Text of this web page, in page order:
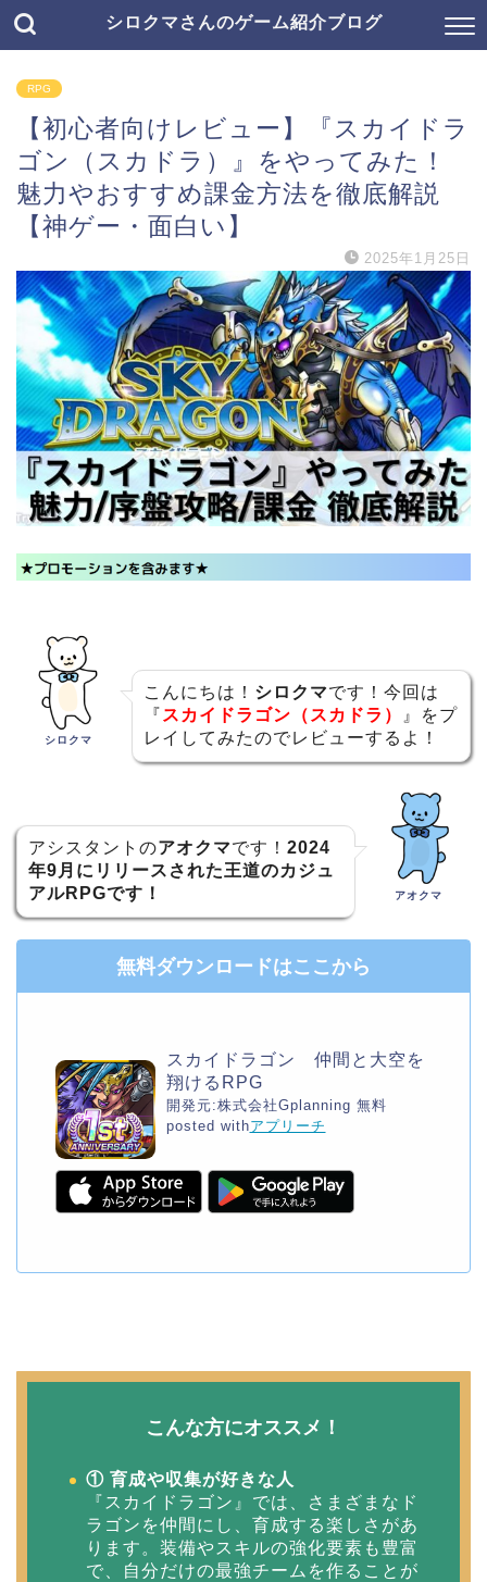
シロクマさんのゲーム紹介ブログ
RPG
【初心者向けレビュー】『スカイドラ
ゴン（スカドラ）』をやってみた！
魅力やおすすめ課金方法を徹底解説
【神ゲー・面白い】
2025年1月25日
シロクマ
こんにちは！ シロクマです！今回は
『 スカイドラゴン（スカドラ）
』をプ
レイしてみたのでレビューするよ！
アシスタントのアオクマです！ 2024
年9月にリリースされた王道のカジュ
アルRPGです！
アオクマ
無料ダウンロードはここから
スカイドラゴン 仲間と大空を
翔けるRPG
開発元:株式会社Gplanning 無料
posted withアプリーチ
こんな方にオススメ！
① 育成や収集が好きな人
『スカイドラゴン』では、さまざまなド
ラゴンを仲間にし、育成する楽しさがあ
ります。装備やスキルの強化要素も豊富
で、自分だけの最強チームを作ることが